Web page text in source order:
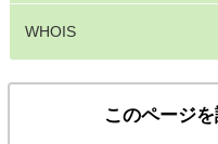
WHOIS
このページ